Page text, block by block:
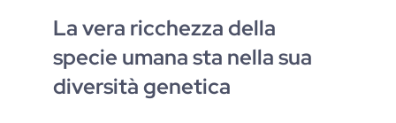
La vera ricchezza della
specie umana sta nella sua
diversità genetica